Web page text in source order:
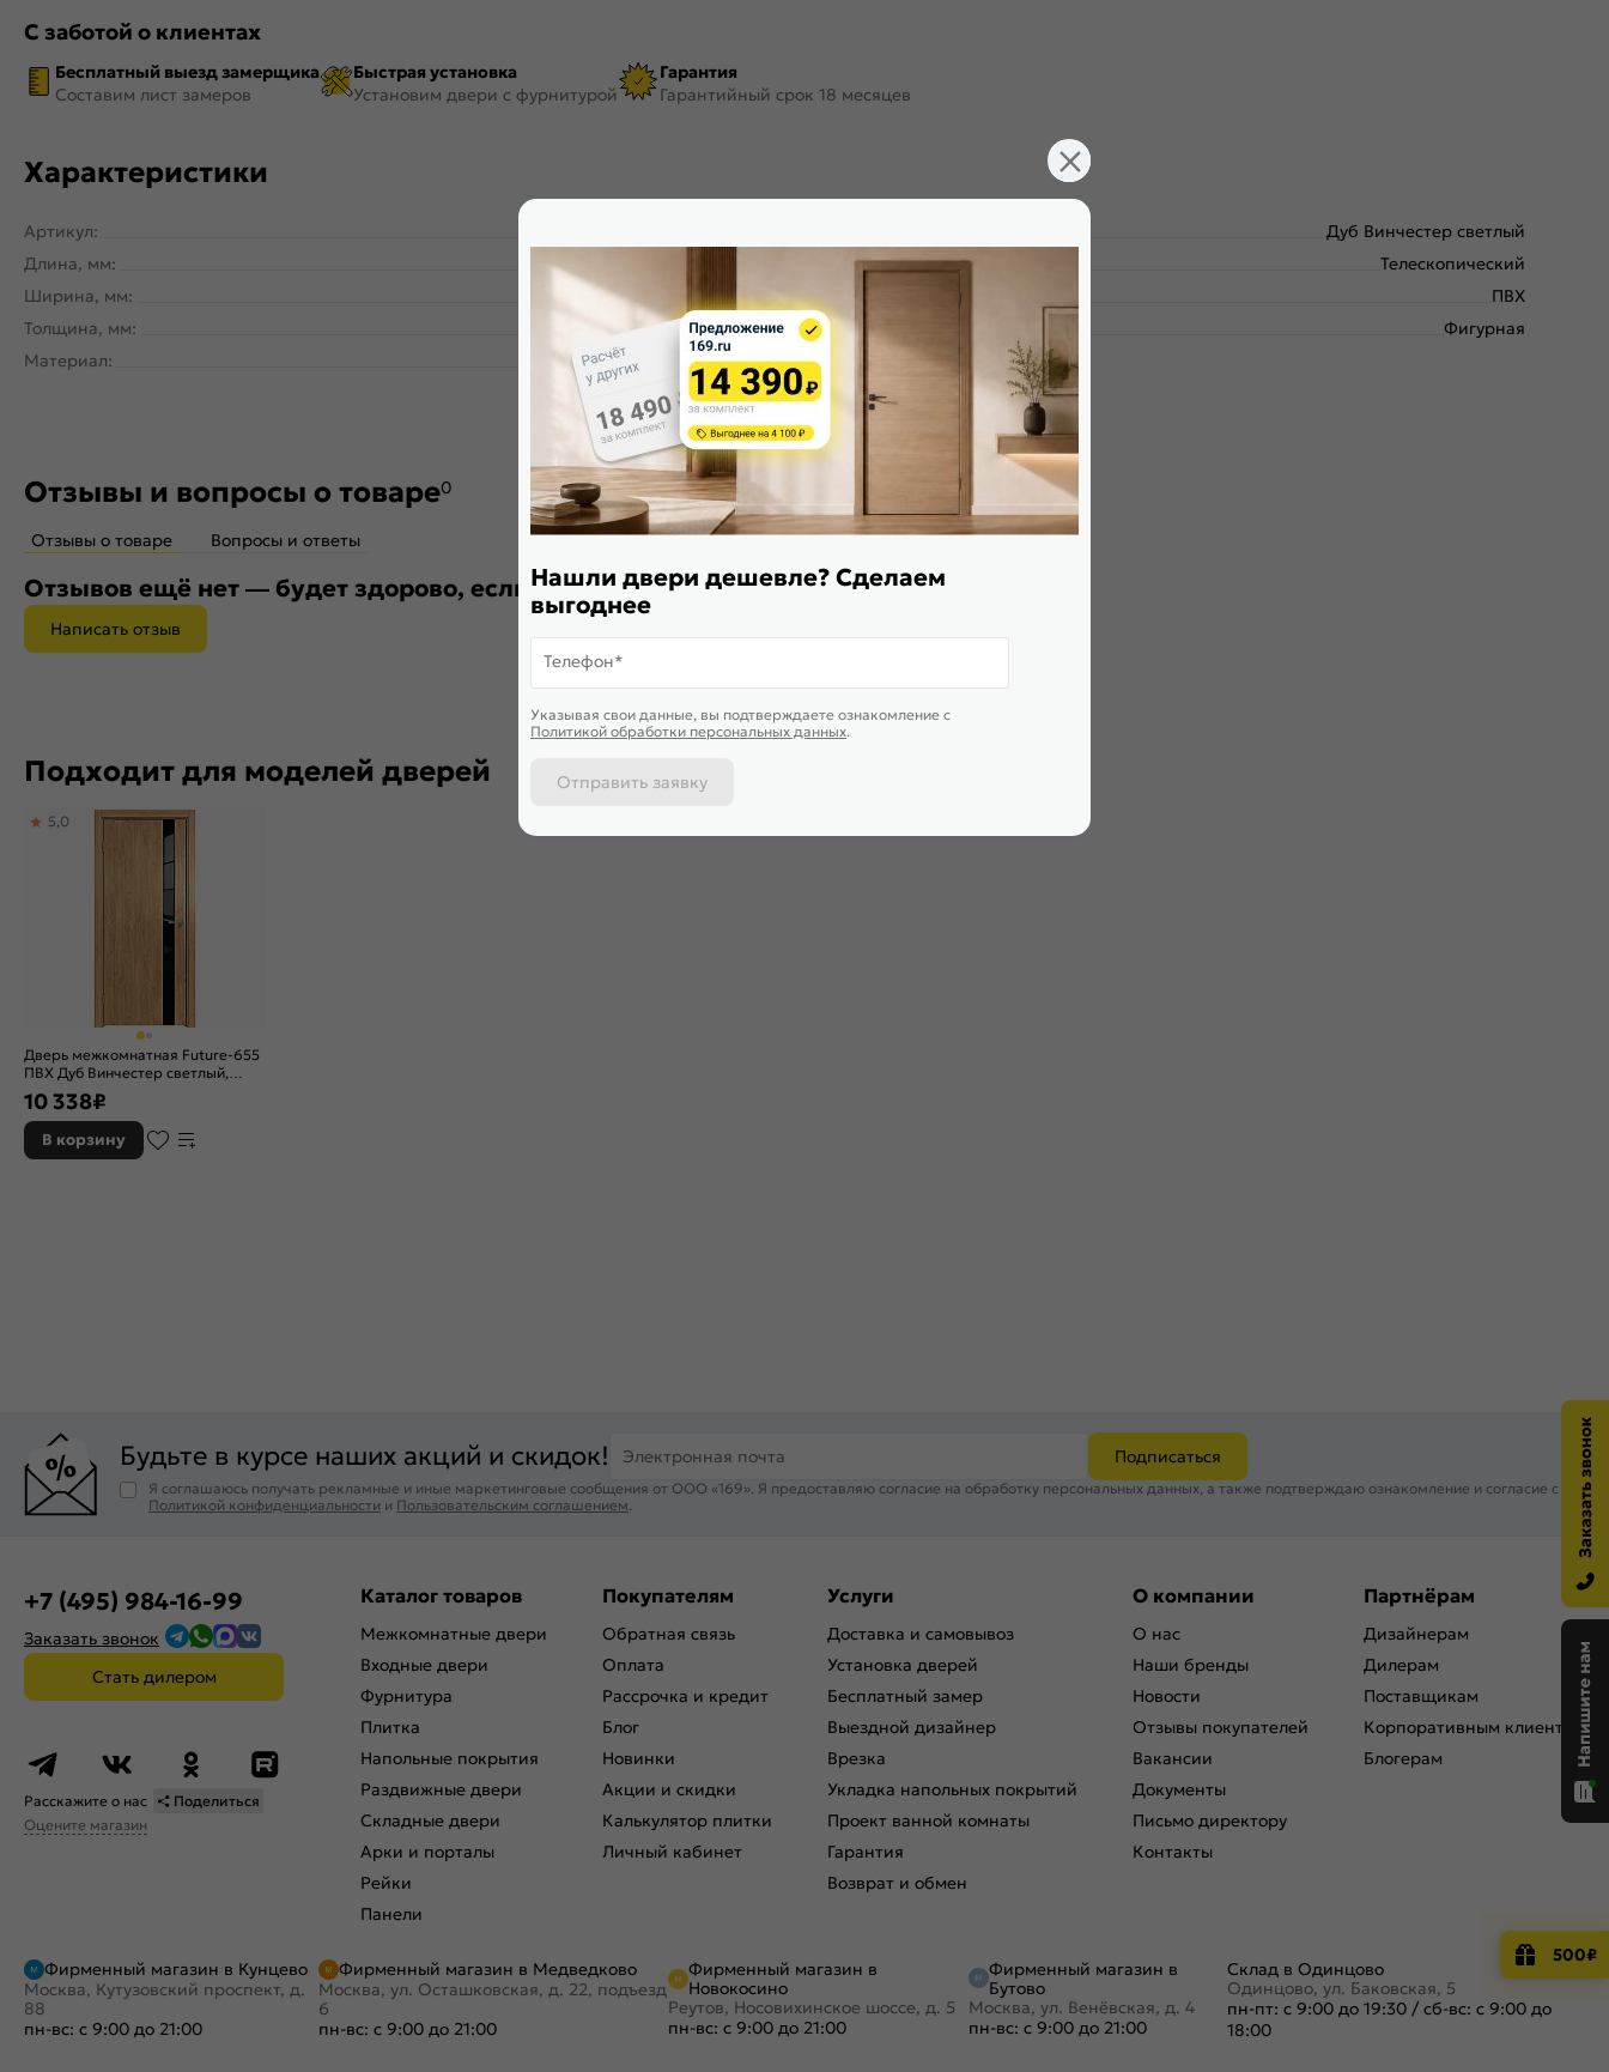
С заботой о клиентах
Бесплатный выезд замерщика
Составим лист замеров
Быстрая установка
Установим двери с фурнитурой
Гарантия
Гарантийный срок 18 месяцев
Характеристики
Артикул:
Длина, мм:
Ширина, мм:
80
Толщина, мм:
16
Материал:
МДФ
Дуб Винчестер светлый
Тип погонажного изделия:
Телескопический
ПВХ
Форма:
Фигурная
Отзывы и вопросы о товаре0
Отзывы о товаре Вопросы и ответы
Отзывов ещё нет — будет здорово, если вы напишете свои впечатления о товаре
Написать отзыв
Подходит для моделей дверей
Дверь межкомнатная Future-655
ПВХ Дуб Винчестер светлый,
остекленная, лакобель чёрный,
без кромки, царговая
5,0
10 338₽
В корзину
Будьте в курсе наших акций и скидок! Электронная почта Подписаться
Я соглашаюсь получать рекламные и иные маркетинговые сообщения от ООО «169». Я предоставляю согласие на обработку персональных данных, а также подтверждаю ознакомление и согласие с
Политикой конфиденциальности и Пользовательским соглашением.
+7 (495) 984-16-99
Заказать звонок
Стать дилером
Расскажите о нас
Поделиться
Оцените магазин
Каталог товаров
Межкомнатные двери
Входные двери
Фурнитура
Плитка
Напольные покрытия
Раздвижные двери
Складные двери
Арки и порталы
Рейки
Панели
Покупателям
Обратная связь
Оплата
Рассрочка и кредит
Блог
Новинки
Акции и скидки
Калькулятор плитки
Личный кабинет
Услуги
Доставка и самовывоз
Установка дверей
Бесплатный замер
Выездной дизайнер
Врезка
Укладка напольных покрытий
Проект ванной комнаты
Гарантия
Возврат и обмен
О компании
О нас
Наши бренды
Новости
Отзывы покупателей
Вакансии
Документы
Письмо директору
Контакты
Партнёрам
Дизайнерам
Дилерам
Поставщикам
Корпоративным клиентам
Блогерам
Фирменный магазин в Кунцево
Москва, Кутузовский проспект, д.
88
пн-вс: с 9:00 до 21:00
Фирменный магазин в Медведково
Москва, ул. Осташковская, д. 22, подъезд
6
пн-вс: с 9:00 до 21:00
Фирменный магазин в
Новокосино
Реутов, Носовихинское шоссе, д. 5
пн-вс: с 9:00 до 21:00
Фирменный магазин в
Бутово
Москва, ул. Венёвская, д. 4
пн-вс: с 9:00 до 21:00
Склад в Одинцово
Одинцово, ул. Баковская, 5
пн-пт: с 9:00 до 19:30 /сб-вс: с 9:00 до
18:00
500₽
Нашли двери дешевле? Сделаем
выгоднее
Телефон*
Указывая свои данные, вы подтверждаете ознакомление c
Политикой обработки персональных данных.
Отправить заявку